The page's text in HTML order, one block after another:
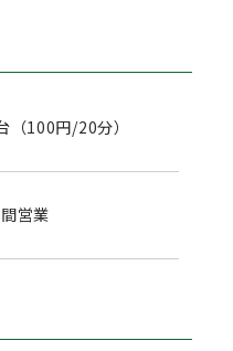
（100円/20分）
営業